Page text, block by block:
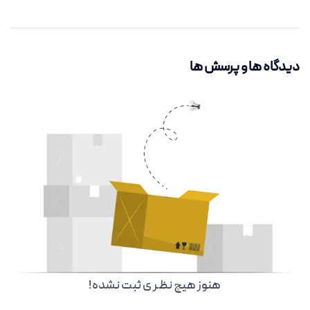
دیدگاه ها و پرسش ها
هنوز هیچ نظر ی ثبت نشده!